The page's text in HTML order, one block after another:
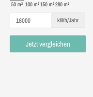
50 m² 100 m²150 m²280 m²
kWh/Jahr
Jetzt vergleichen